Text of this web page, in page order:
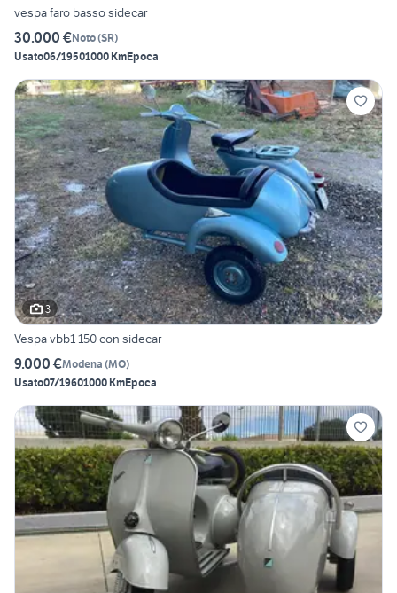
vespa faro basso sidecar
30.000 €Noto(SR)
Usato06/19501000 KmEpoca
3
Vespa vbb1 150 con sidecar
9.000 €Modena (MO)
Usato07/19601000 KmEpoca